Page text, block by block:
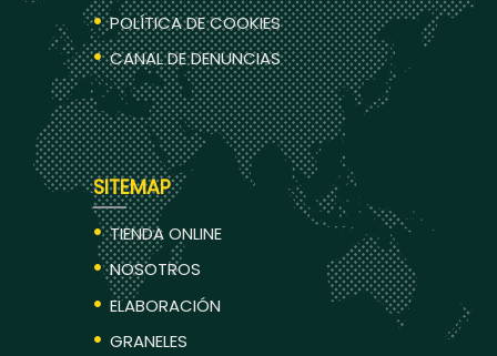
POLÍTICA DE COOKIES
CANAL DE DENUNCIAS
SITEMAP
TIENDA ONLINE
NOSOTROS
ELABORACIÓN
GRANELES